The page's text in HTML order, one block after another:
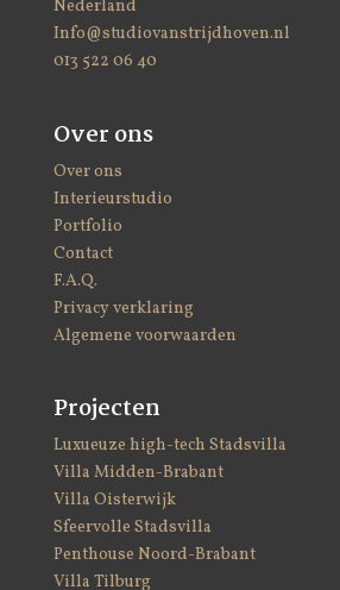
Nederland
Info@studiovanstrijdhoven.nl
013 522 06 40
Over ons
Over ons
Interieurstudio
Portfolio
Contact
F.A.Q.
Privacy verklaring
Algemene voorwaarden
Projecten
Luxueuze high-tech Stadsvilla
Villa Midden-Brabant
Villa Oisterwijk
Sfeervolle Stadsvilla
Penthouse Noord-Brabant
Villa Tilburg